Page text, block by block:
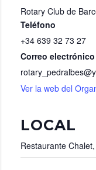
Rotary Club de
Teléfono
+34 639 32 73 27
Correo electrónico
Ver la web del
LOCAL
Restaurante